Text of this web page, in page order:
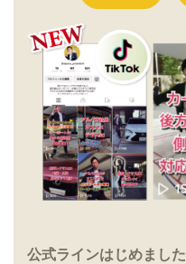
公式ラインはじめました